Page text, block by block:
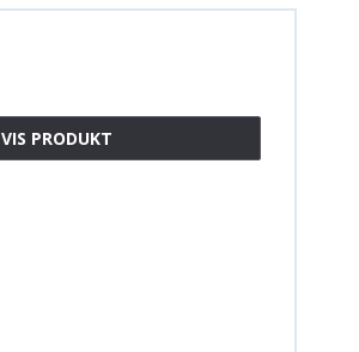
VIS PRODUKT